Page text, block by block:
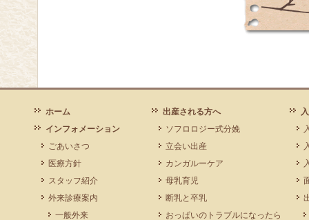
ホーム
インフォメーション
ごあいさつ
医療方針
スタッフ紹介
外来診療案内
一般外来
出産される方へ
ソフロロジー式分娩
立会い出産
カンガルーケア
母乳育児
断乳と卒乳
おっぱいのトラブルになったら